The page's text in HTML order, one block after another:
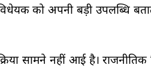
को अपनी बड़ी उपलब्धि
सामने नहीं आई है।